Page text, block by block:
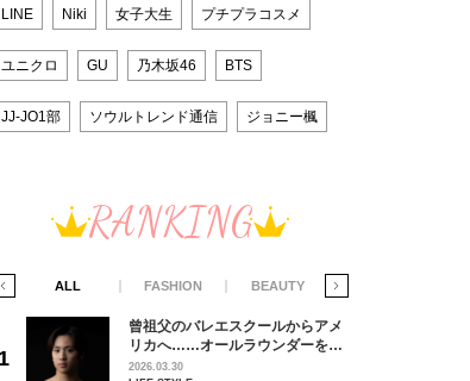
LINE Niki 女子大生 プチプラコスメ
ユニクロ GU 乃木坂46 BTS
JJ-JO1部 ソウルトレンド通信 ジョニー楓
RANKING
ALL FASHION BEAUTY
曾祖父のバレエスクールからアメ
リカへ……オールラウンダーを目
指すダンサーは踊ることが好きす
2026.03.30